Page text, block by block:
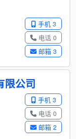
手机 3
电话 0
邮箱 3
限公司
手机 3
电话 0
邮箱 2